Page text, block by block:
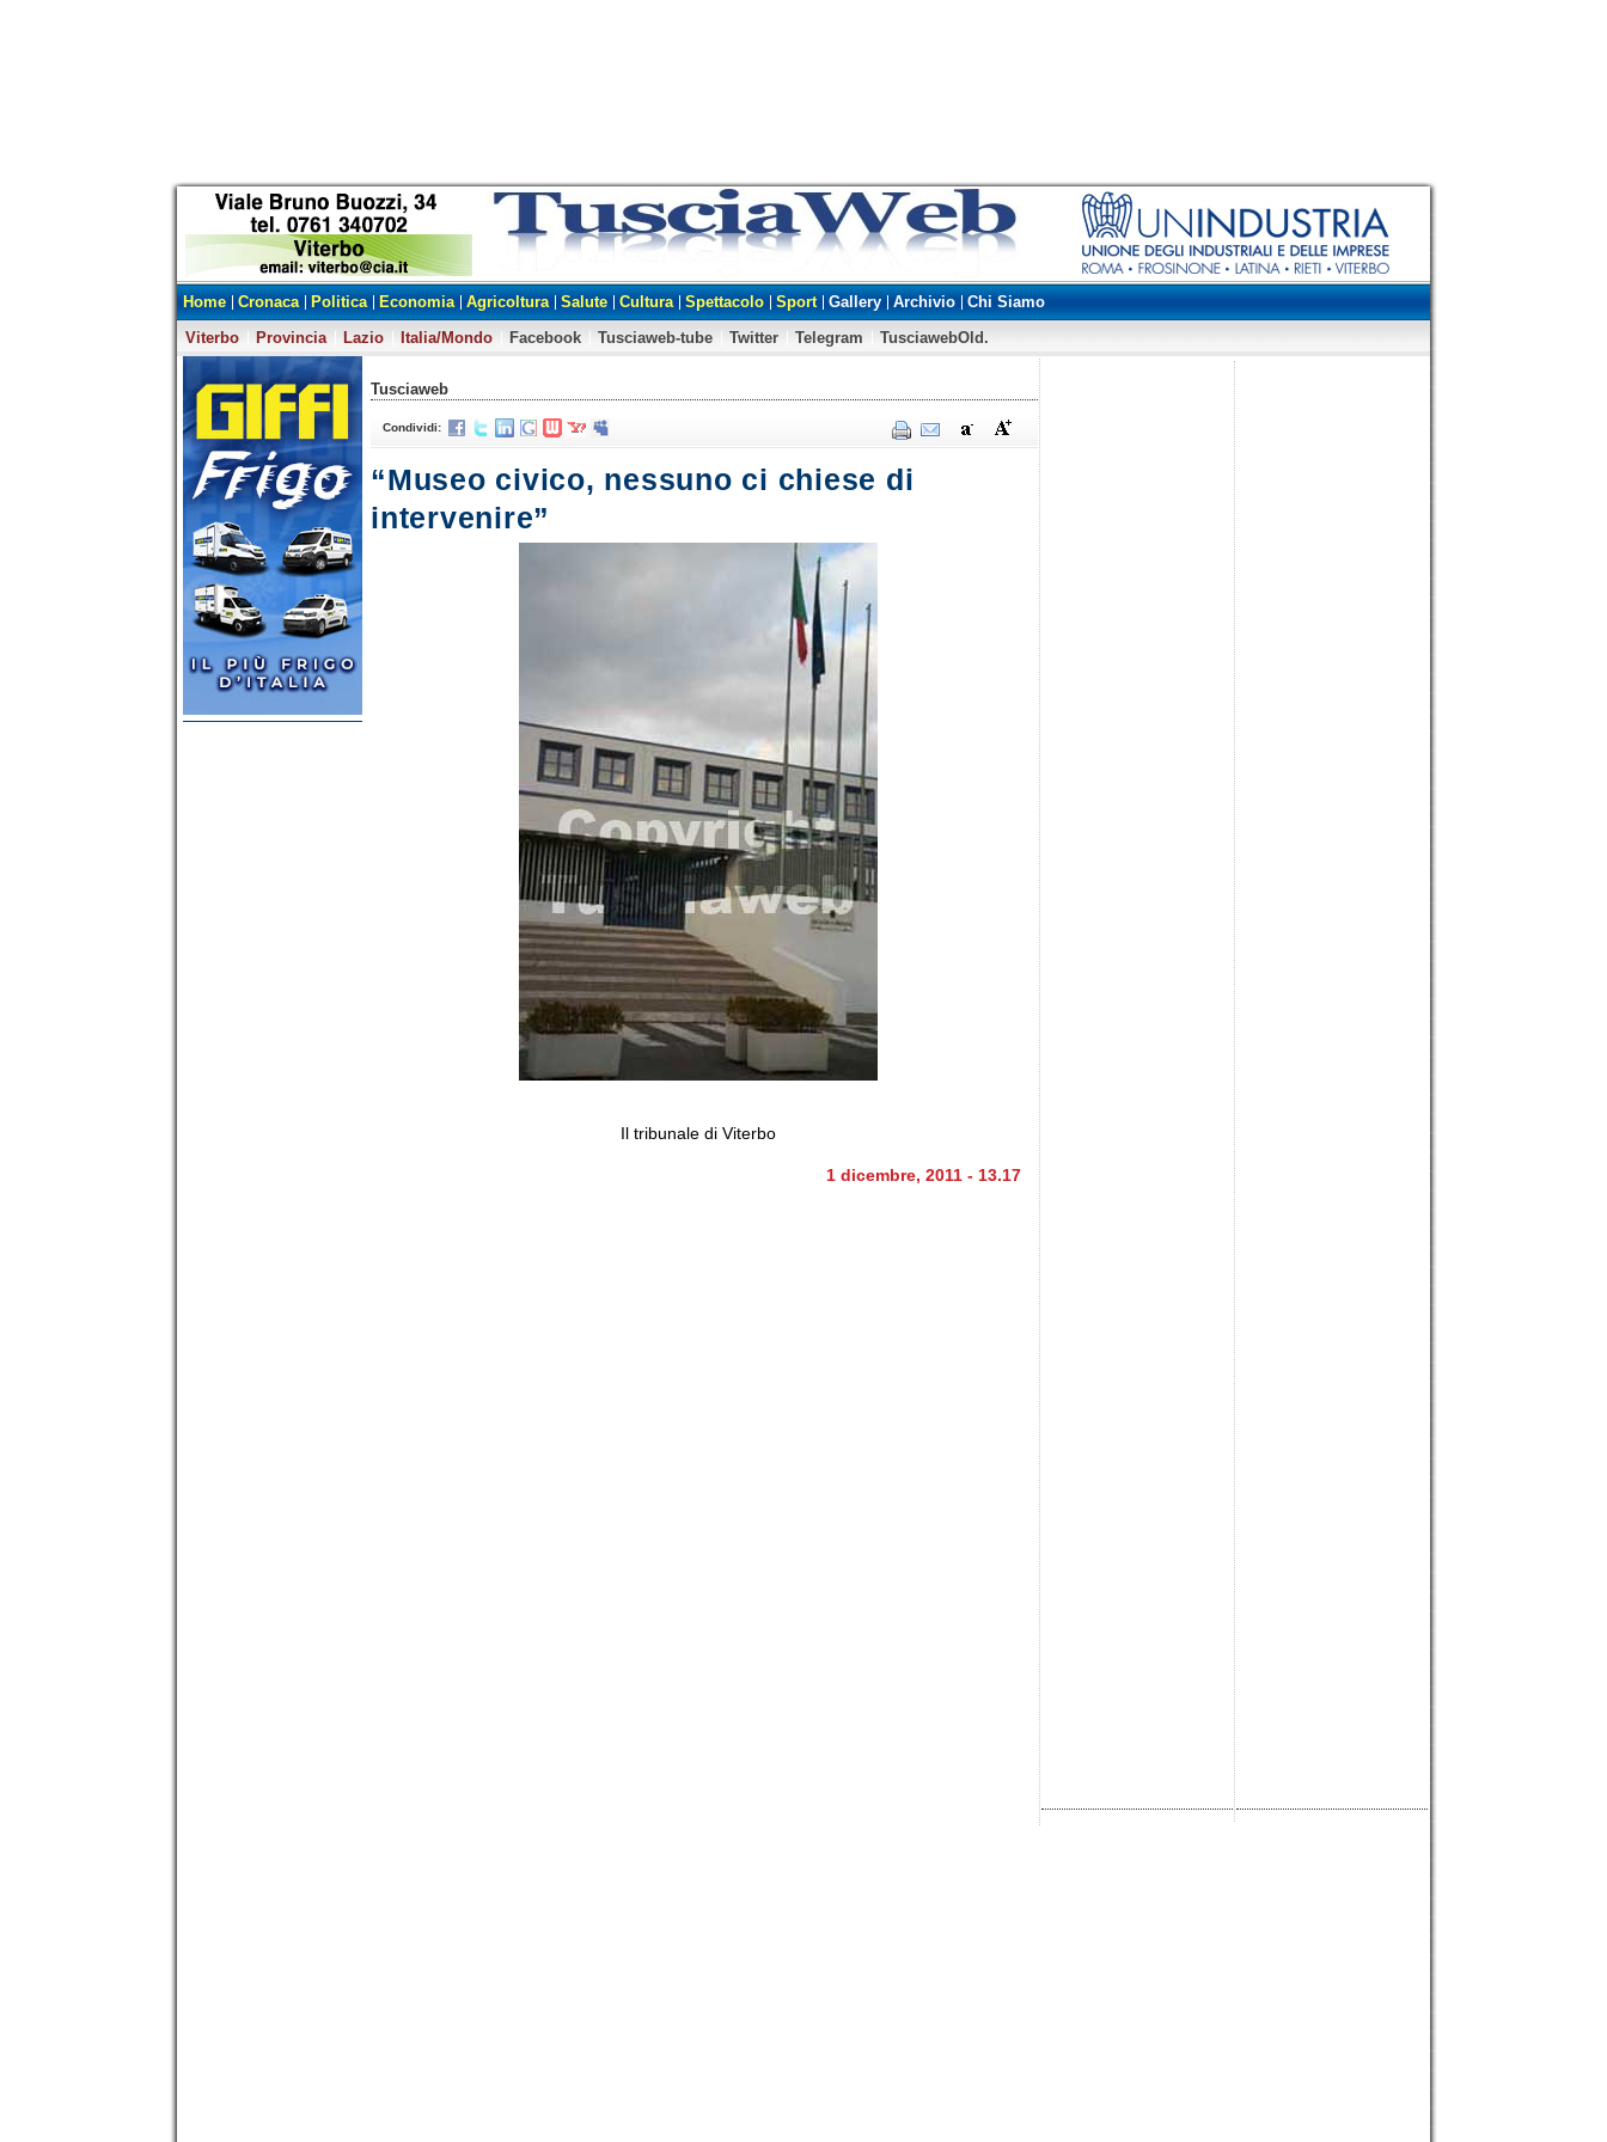
Home Cronaca Politica Economia Agricoltura Salute Cultura Spettacolo Sport Gallery Archivio
Chi Siamo
Viterbo
Provincia Lazio Italia/Mondo Facebook Tusciaweb-tube Twitter Telegram TusciawebOld.
Tusciaweb
Condividi:
“Museo civico, nessuno ci chiese di
intervenire”
Il tribunale di Viterbo
1 dicembre, 2011 - 13.17